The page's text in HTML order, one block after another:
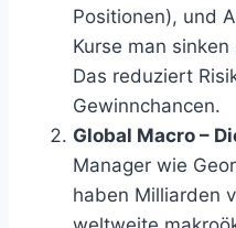
Positionen), und
Kurse man
Das reduziert
Gewinnchancen.
Global Macro –
Manager wie
haben Milliarden